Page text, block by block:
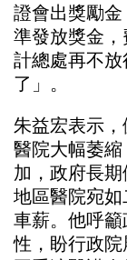
證會出獎勵
準發放獎金
計總處再不
了」。
朱益宏表示
醫院大幅萎
加，政府長期
地區醫院宛
車薪。他呼
性，盼行政